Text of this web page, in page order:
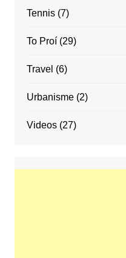
Tennis(7)
To Proí(29)
Travel (6)
Urbanisme(2)
Videos(27)